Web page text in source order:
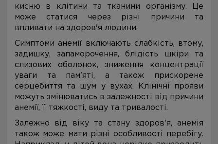
кисню в клітини та тканини організму. Це
може статися через різні причини та
впливати на здоров'я людини.
Симптоми анемії включають слабкість, втому,
задишку, запаморочення, блідість шкіри та
слизових оболонок, зниження концентрації
уваги та пам'яті, а також прискорене
серцебиття та шум у вухах. Клінічні прояви
можуть змінюватись в залежності від причини
анемії, її тяжкості, виду та тривалості.
Залежно від віку та стану здоров'я, анемія
також може мати різні особливості перебігу.